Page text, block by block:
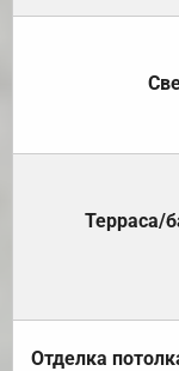
Терраса/
Отделка